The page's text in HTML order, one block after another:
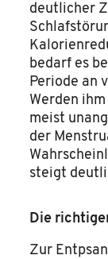
deutlicher
bedarf es
Periode an
Werden
meist
der
steigt
Die
Zur